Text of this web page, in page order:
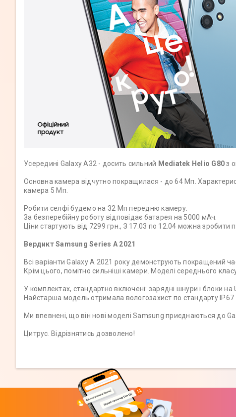
Усередині Galaxy A32 - досить сильний Mediatek Helio G80з
Основна камера відчутно покращилася - до 64 Мп.
камера 5 Мп.
Робити селфі будемо на 32 Мп передню камеру.
За безперебійну роботу відповідає батарея на 5000 мАч.
Ціни стартують від 7299 грн., З 17.03 по 12.04 можна
Вердикт Samsung Series A 2021
Всі варіанти Galaxy A 2021 року демонструють покращений
Крім цього, помітно сильніші камери. Моделі середнього
У комплектах, стандартно включені: зарядні шнури і блоки на
Найстарша модель отримала вологозахист по стандарту IP67
Ми впевнені, що він нові моделі Samsung приєднаються до
Цитрус. Відрізнятись дозволено!